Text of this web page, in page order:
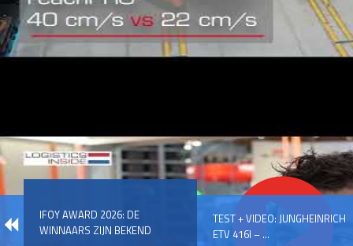
IFOY AWARD 2026: DE
WINNAARS ZIJN BEKEND
TEST + VIDEO: JUNGHEINRICH
ETV 416I – ...